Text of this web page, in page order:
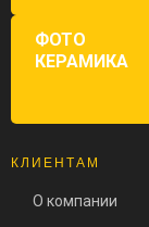
ФОТО
КЕРАМИКА
КЛИЕНТАМ
О компании